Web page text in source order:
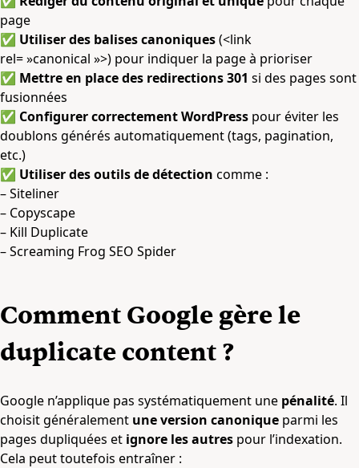
page
✅ Utiliser des balises canoniques(<link
rel= »canonical »>) pour indiquer la page à prioriser
✅ Mettre en place des redirections 301 si des pages sont
fusionnées
✅ Configurer correctement WordPress pour éviter les
doublons générés automatiquement (tags, pagination,
etc.)
✅ Utiliser des outils de détection comme :
– Siteliner
– Copyscape
– Kill Duplicate
– Screaming Frog SEO Spider
Comment Google gère le
duplicate content ?
Google n’applique pas systématiquement une pénalité. Il
choisit généralement une version canonique parmi les
pages dupliquées et ignore les autres pour l’indexation.
Cela peut toutefois entraîner :